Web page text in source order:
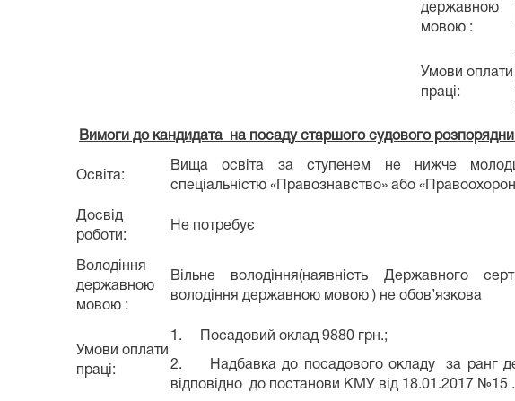
державною
мовою :
Умови оплати
праці:
Вимоги до кандидата на посаду старшого судового
Освіта:
Вища освіта за ступенем не нижче
спеціальністю «Правознавство» або
Досвід
роботи:
Не потребує
Володіння
державною
мовою :
Вільне володіння(наявність Державного
володіння державною мовою ) не обов’язкова
Умови оплати
праці:
1. Посадовий оклад 9880 грн.;
2. Надбавка до посадового окладу за ранг
відповідно до постанови КМУ від 18.01.2017 №15 .